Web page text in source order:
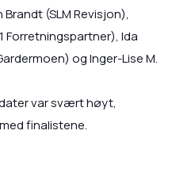
(SLM Revisjon),
Forretningspartner), Ida
og Inger-Lise M.
var svært høyt,
finalistene.